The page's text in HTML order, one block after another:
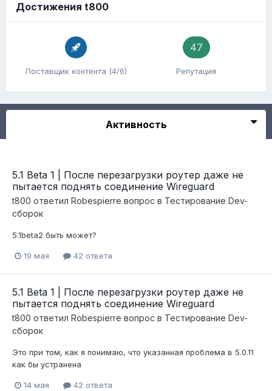
Достижения t800
Поставщик контента (4/6)
47
Репутация
Активность
5.1 Beta 1 | После перезагрузки роутер даже не
пытается поднять соединение Wireguard
t800 ответил Robespierre вопрос в Тестирование Dev-
сборок
5.1beta2 быть может?
19 мая 42 ответа
5.1 Beta 1 | После перезагрузки роутер даже не
пытается поднять соединение Wireguard
t800 ответил Robespierre вопрос в Тестирование Dev-
сборок
Это при том, как я понимаю, что указанная проблема в 5.0.11
как бы устранена
14 мая 42 ответа